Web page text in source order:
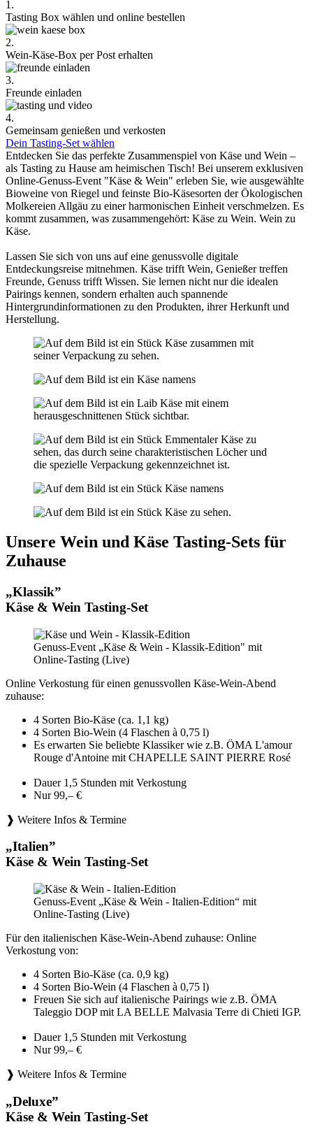
1.
Tasting Box wählen und online bestellen
2.
Wein-Käse-Box per Post erhalten
3.
Freunde einladen
4.
Gemeinsam genießen und verkosten
Dein Tasting-Set wählen
Entdecken Sie das perfekte Zusammenspiel von Käse und Wein –
als Tasting zu Hause am heimischen Tisch! Bei unserem exklusiven
Online-Genuss-Event "Käse & Wein" erleben Sie, wie ausgewählte
Bioweine von Riegel und feinste Bio-Käsesorten der Ökologischen
Molkereien Allgäu zu einer harmonischen Einheit verschmelzen. Es
kommt zusammen, was zusammengehört: Käse zu Wein. Wein zu
Käse.
Lassen Sie sich von uns auf eine genussvolle digitale
Entdeckungsreise mitnehmen. Käse trifft Wein, Genießer treffen
Freunde, Genuss trifft Wissen. Sie lernen nicht nur die idealen
Pairings kennen, sondern erhalten auch spannende
Hintergrundinformationen zu den Produkten, ihrer Herkunft und
Herstellung.
Unsere Wein und Käse Tasting-Sets für
Zuhause
„Klassik”
Käse & Wein Tasting-Set
Genuss-Event „Käse & Wein - Klassik-Edition" mit
Online-Tasting (Live)
Online Verkostung für einen genussvollen Käse-Wein-Abend
zuhause:
4 Sorten Bio-Käse (ca. 1,1 kg)
4 Sorten Bio-Wein (4 Flaschen à 0,75 l)
Es erwarten Sie beliebte Klassiker wie z.B. ÖMA L'amour
Rouge d'Antoine mit CHAPELLE SAINT PIERRE Rosé
Dauer 1,5 Stunden mit Verkostung
Nur 99,– €
❱ Weitere Infos & Termine
„Italien”
Käse & Wein Tasting-Set
Genuss-Event „Käse & Wein - Italien-Edition“ mit
Online-Tasting (Live)
Für den italienischen Käse-Wein-Abend zuhause: Online
Verkostung von:
4 Sorten Bio-Käse (ca. 0,9 kg)
4 Sorten Bio-Wein (4 Flaschen à 0,75 l)
Freuen Sie sich auf italienische Pairings wie z.B. ÖMA
Taleggio DOP mit LA BELLE Malvasia Terre di Chieti IGP.
Dauer 1,5 Stunden mit Verkostung
Nur 99,– €
❱ Weitere Infos & Termine
„Deluxe”
Käse & Wein Tasting-Set